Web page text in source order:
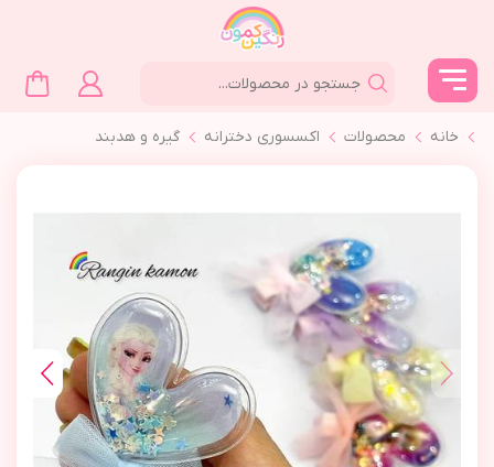
خانه محصولات اکسسوری دخترانه گیره و هدبند